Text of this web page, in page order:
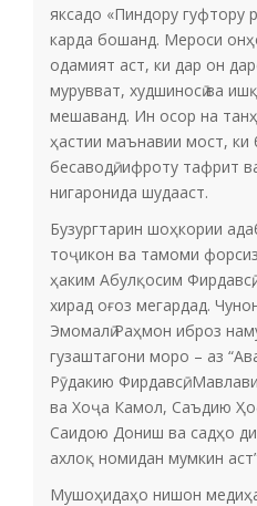
яксадо «Пиндору гуфтору
карда бошанд. Мероси
одамият аст, ки дар он
мурувват, худшиносӣ ва
мешаванд. Ин осор на
ҳастии маънавии мост, ки
бесаводӣ, ифроту тафрит
нигаронида шудааст.
Бузургтарин шоҳкории
тоҷикон ва тамоми
ҳаким Абулқосим
хирад оғоз мегардад.
Эмомалӣ Раҳмон иброз
гузаштагони моро – аз
Рӯдакию Фирдавсӣ,
ва Хоҷа Камол, Саъдию
Саидою Дониш ва садҳо
ахлоқ номидан мумкин
Мушоҳидаҳо нишон